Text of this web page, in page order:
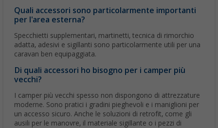
Quali accessori sono particolarmente importanti
per l'area esterna?
Specchietti supplementari, martinetti, tecnica di rimorchio
adatta, adesivi e sigillanti sono particolarmente utili per una
caravan ben equipaggiata.
Di quali accessori ho bisogno per i camper più
vecchi?
I camper più vecchi spesso non dispongono di attrezzature
moderne. Sono pratici i gradini pieghevoli e i maniglioni per
un accesso sicuro. Anche le soluzioni di retrofit, come gli
ausili per le manovre, il materiale sigillante o i pezzi di